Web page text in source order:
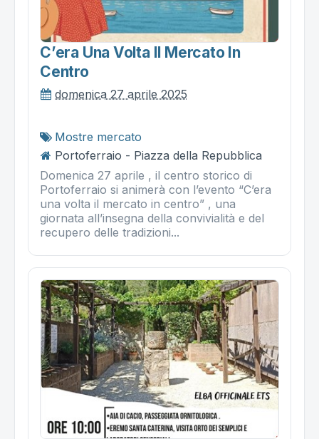
C’era Una Volta Il Mercato In
Centro
domenica 27 aprile 2025
Mostre mercato
Portoferraio - Piazza della Repubblica
Domenica 27 aprile , il centro storico di
Portoferraio si animerà con l’evento “C’era
una volta il mercato in centro” , una
giornata all’insegna della convivialità e del
recupero delle tradizioni...